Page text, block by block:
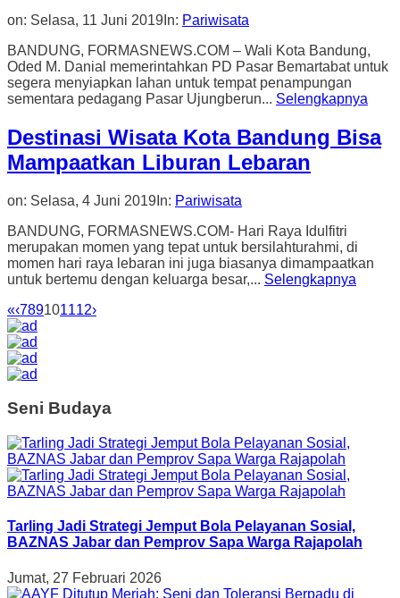
on: Selasa, 11 Juni 2019 In: Pariwisata
BANDUNG, FORMASNEWS.COM – Wali Kota Bandung,
Oded M. Danial memerintahkan PD Pasar Bemartabat untuk
segera menyiapkan lahan untuk tempat penampungan
sementara pedagang Pasar Ujungberun... Selengkapnya
Destinasi Wisata Kota Bandung Bisa
Mampaatkan Liburan Lebaran
on: Selasa, 4 Juni 2019 In: Pariwisata
BANDUNG, FORMASNEWS.COM- Hari Raya Idulfitri
merupakan momen yang tepat untuk bersilahturahmi, di
momen hari raya lebaran ini juga biasanya dimampaatkan
untuk bertemu dengan keluarga besar,... Selengkapnya
«‹789101112›
Seni Budaya
Tarling Jadi Strategi Jemput Bola Pelayanan Sosial,
BAZNAS Jabar dan Pemprov Sapa Warga Rajapolah
Jumat, 27 Februari 2026